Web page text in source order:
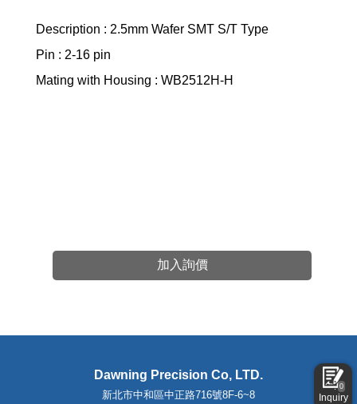
0
Inquiry
Description : 2.5mm Wafer SMT S/T Type
Pin : 2-16 pin
Mating with Housing : WB2512H-H
加入詢價
Dawning Precision Co, LTD.
新北市中和區中正路716號8F-6~8